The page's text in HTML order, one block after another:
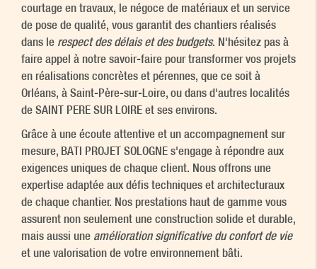
courtage en travaux, le négoce de matériaux et un service
de pose de qualité, vous garantit des chantiers réalisés
dans le respect des délais et des budgets. N'hésitez pas à
faire appel à notre savoir-faire pour transformer vos projets
en réalisations concrètes et pérennes, que ce soit à
Orléans, à Saint-Père-sur-Loire, ou dans d'autres localités
de SAINT PERE SUR LOIRE et ses environs.
Grâce à une écoute attentive et un accompagnement sur
mesure, BATI PROJET SOLOGNE s'engage à répondre aux
exigences uniques de chaque client. Nous offrons une
expertise adaptée aux défis techniques et architecturaux
de chaque chantier. Nos prestations haut de gamme vous
assurent non seulement une construction solide et durable,
mais aussi une amélioration significative du confort de vie
et une valorisation de votre environnement bâti.